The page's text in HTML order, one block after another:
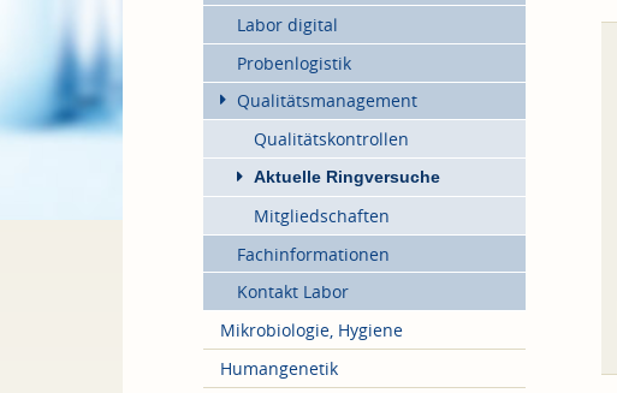
Labor digital
Probenlogistik
Qualitätsmanagement
Qualitätskontrollen
Aktuelle Ringversuche
Mitgliedschaften
Fachinformationen
Kontakt Labor
Mikrobiologie, Hygiene
Humangenetik